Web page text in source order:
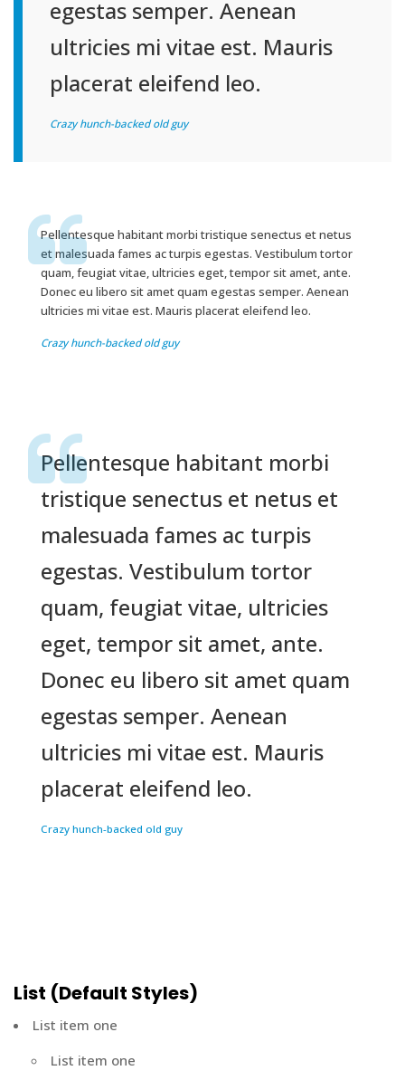
egestas semper. Aenean
ultricies mi vitae est. Mauris
placerat eleifend leo.
Crazy hunch-backed old guy
Pellentesque habitant morbi tristique senectus et netus
et malesuada fames ac turpis egestas. Vestibulum tortor
quam, feugiat vitae, ultricies eget, tempor sit amet, ante.
Donec eu libero sit amet quam egestas semper. Aenean
ultricies mi vitae est. Mauris placerat eleifend leo.
Crazy hunch-backed old guy
Pellentesque habitant morbi
tristique senectus et netus et
malesuada fames ac turpis
egestas. Vestibulum tortor
quam, feugiat vitae, ultricies
eget, tempor sit amet, ante.
Donec eu libero sit amet quam
egestas semper. Aenean
ultricies mi vitae est. Mauris
placerat eleifend leo.
Crazy hunch-backed old guy
List (Default Styles)
List item one
List item one